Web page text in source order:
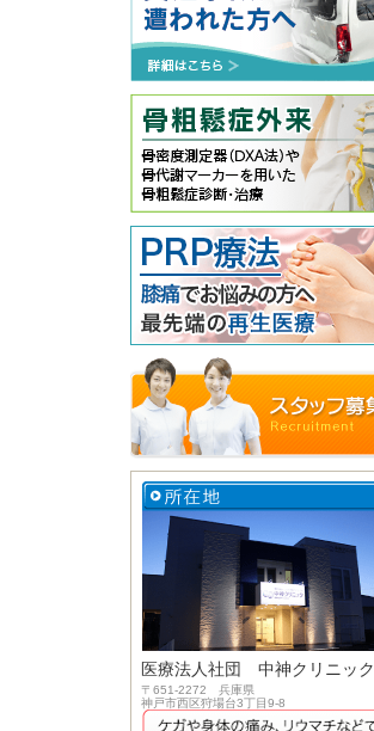
医療法人社団 中神クリニック
〒651-2272 兵庫県
神戸市西区狩場台3丁目9-8